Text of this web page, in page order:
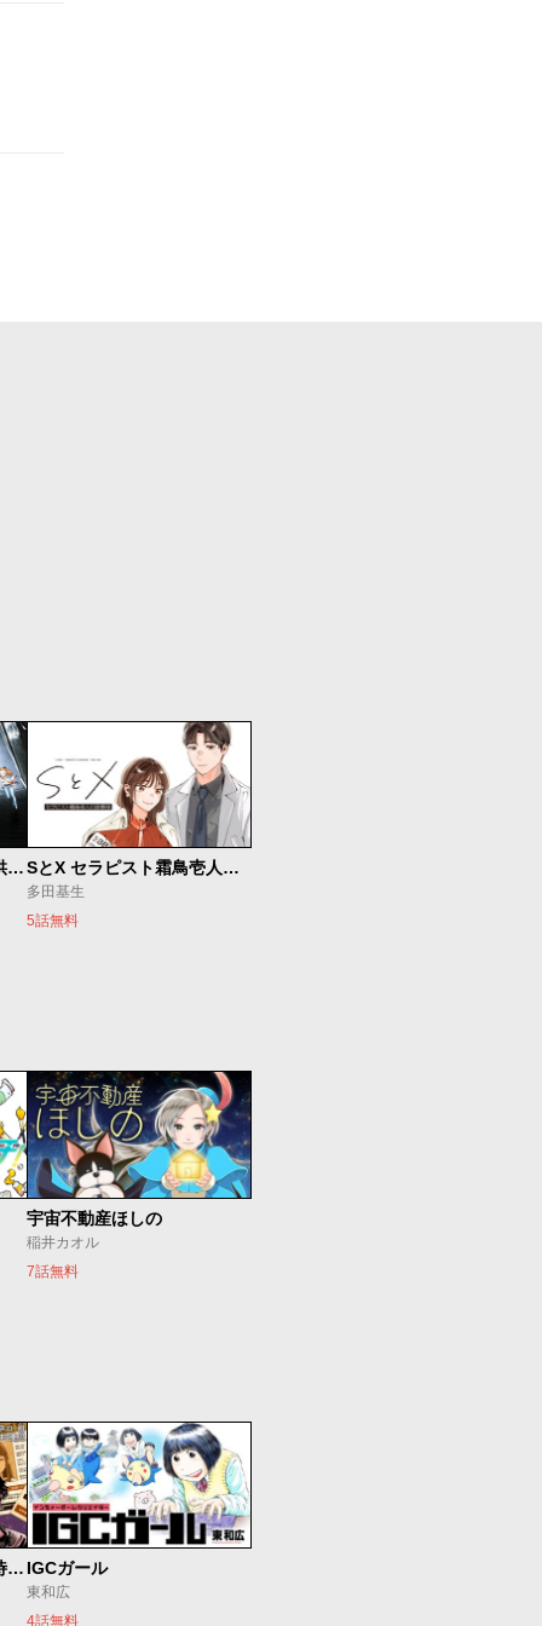
ベオグラードメトロの子供たち SとX セラピスト霜鳥壱人の診察室
多田基生
5話無料
宇宙不動産ほしの
稲井カオル
7話無料
今夜もシリアルキラーと待ち合わせ IGCガール
東和広
4話無料